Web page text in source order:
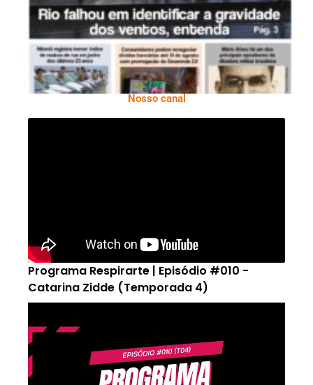
Nosso canal
Programa Respirarte | Episódio #010 -
Catarina Zidde (Temporada 4)